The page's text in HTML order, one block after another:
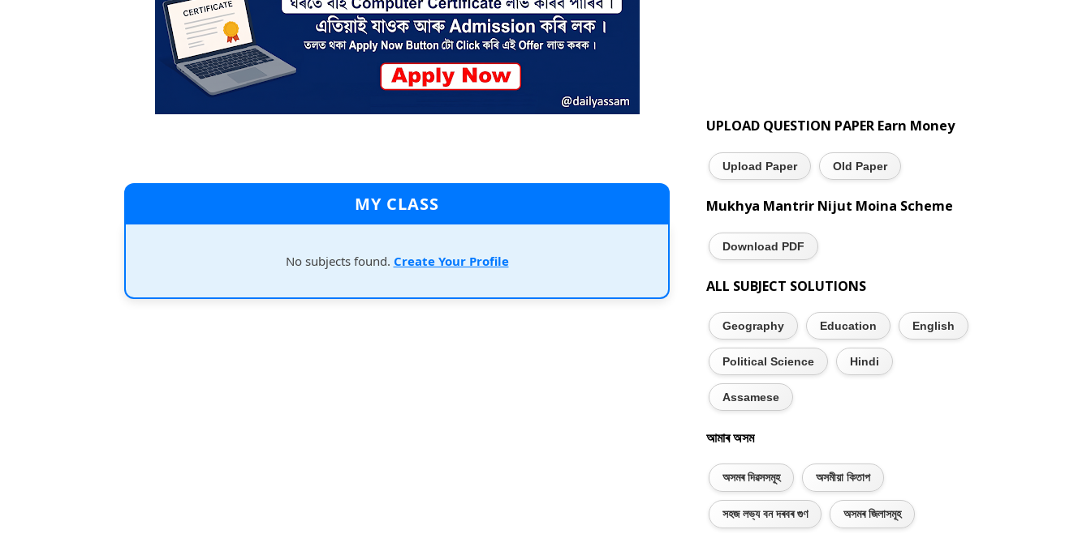
MY CLASS
No subjects found. Create Your Profile
UPLOAD QUESTION PAPER Earn Money
Upload Paper Old Paper
Mukhya Mantrir Nijut Moina Scheme
Download PDF
ALL SUBJECT SOLUTIONS
Geography Education English
Political Science Hindi
Assamese
আমাৰ অসম
অসমৰ দিৱসসমূহ অসমীয়া কিতাপ
সহজ লভ্য বন দৰবৰ গুণ অসমৰ জিলাসমূহ